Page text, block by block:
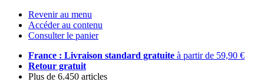
Revenir au menu
Accéder au contenu
Consulter le panier
France : Livraison standard gratuite à partir de 59,90 €
Retour gratuit
Plus de 6.450 articles